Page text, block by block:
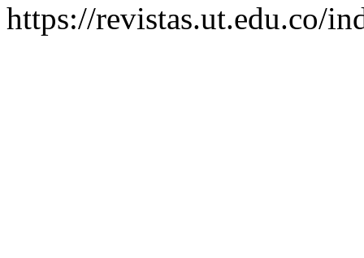
https://revistas.ut.edu.co/